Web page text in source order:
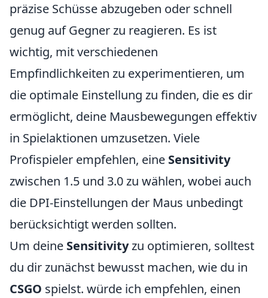
präzise Schüsse abzugeben oder schnell
genug auf Gegner zu reagieren. Es ist
wichtig, mit verschiedenen
Empfindlichkeiten zu experimentieren, um
die optimale Einstellung zu finden, die es dir
ermöglicht, deine Mausbewegungen effektiv
in Spielaktionen umzusetzen. Viele
Profispieler empfehlen, eine Sensitivity
zwischen 1.5 und 3.0 zu wählen, wobei auch
die DPI-Einstellungen der Maus unbedingt
berücksichtigt werden sollten.
Um deine Sensitivityzu optimieren, solltest
du dir zunächst bewusst machen, wie du in
CSGO spielst. würde ich empfehlen, einen